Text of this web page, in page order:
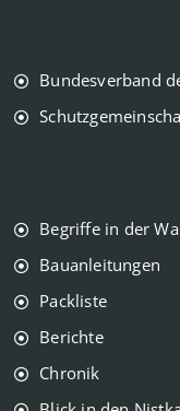
Bundesverband
Begriffe in der
Bauanleitungen
Packliste
Berichte
Chronik